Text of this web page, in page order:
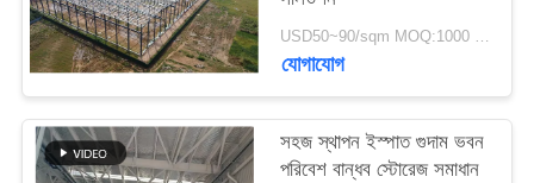
মামলা
সাইট
ম্যাপ
USD50~90/sqm MOQ:1000 বর্গমিটার
যোগাযোগ
সহজ স্থাপন ইস্পাত গুদাম ভবন
পরিবেশ বান্ধব স্টোরেজ সমাধান